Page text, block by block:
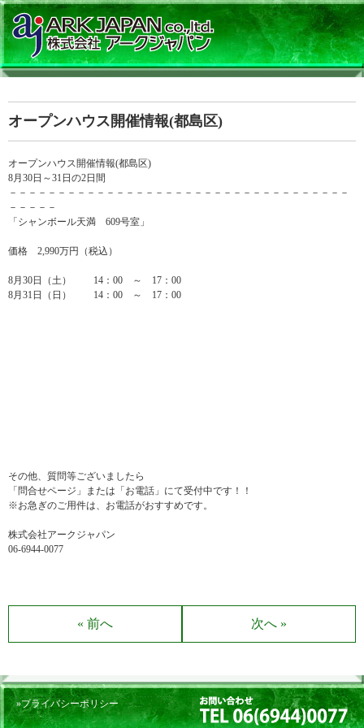
オープンハウス開催情報(都島区)
オープンハウス開催情報(都島区)
8月30日～31日の2日間
－－－－－－－－－－－－－－－－－－－－－－－－－－－－－－－－－－－
－－－－－
「シャンボール天満 609号室」
価格 2,990万円（税込）
8月30日（土） 14：00 ～ 17：00
8月31日（日） 14：00 ～ 17：00
その他、質問等ございましたら
「問合せページ」または「お電話」にて受付中です！！
※お急ぎのご用件は、お電話がおすすめです。
株式会社アークジャパン
06-6944-0077
« 前へ 次へ »
»プライバシーポリシー